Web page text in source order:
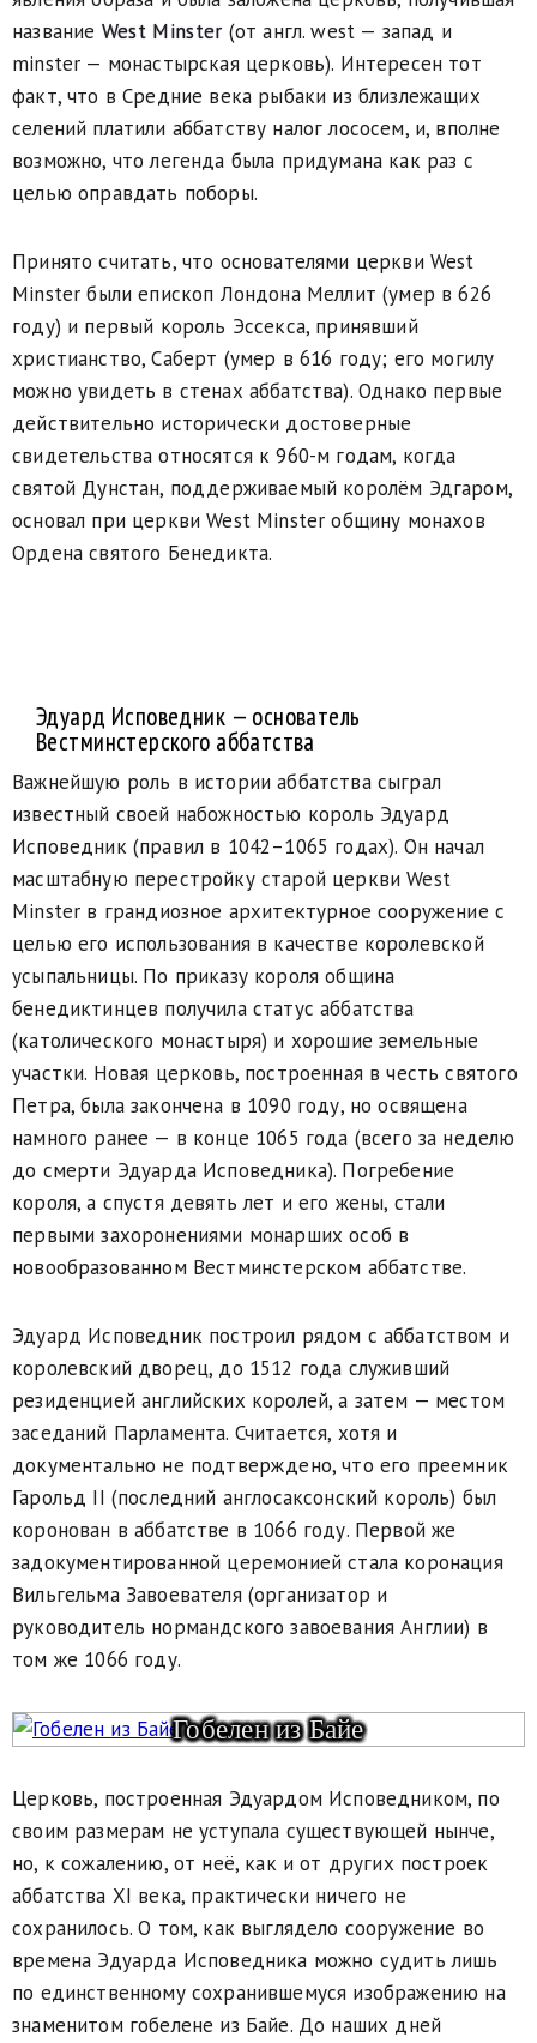
название West Minster (от англ. west — запад и
minster — монастырская церковь). Интересен тот
факт, что в Средние века рыбаки из близлежащих
селений платили аббатству налог лососем, и, вполне
возможно, что легенда была придумана как раз с
целью оправдать поборы.
Принято считать, что основателями церкви West
Minster были епископ Лондона Меллит (умер в 626
году) и первый король Эссекса, принявший
христианство, Саберт (умер в 616 году; его могилу
можно увидеть в стенах аббатства). Однако первые
действительно исторически достоверные
свидетельства относятся к 960-м годам, когда
святой Дунстан, поддерживаемый королём Эдгаром,
основал при церкви West Minster общину монахов
Ордена святого Бенедикта.
Эдуард Исповедник — основатель
Вестминстерского аббатства
Важнейшую роль в истории аббатства сыграл
известный своей набожностью король Эдуард
Исповедник (правил в 1042–1065 годах). Он начал
масштабную перестройку старой церкви West
Minster в грандиозное архитектурное сооружение с
целью его использования в качестве королевской
усыпальницы. По приказу короля община
бенедиктинцев получила статус аббатства
(католического монастыря) и хорошие земельные
участки. Новая церковь, построенная в честь святого
Петра, была закончена в 1090 году, но освящена
намного ранее — в конце 1065 года (всего за неделю
до смерти Эдуарда Исповедника). Погребение
короля, а спустя девять лет и его жены, стали
первыми захоронениями монарших особ в
новообразованном Вестминстерском аббатстве.
Эдуард Исповедник построил рядом с аббатством и
королевский дворец, до 1512 года служивший
резиденцией английских королей, а затем — мес­том
заседаний Парламента. Считается, хотя и
документально не подтверждено, что его преемник
Гарольд ІІ (последний англосаксонский король) был
коронован в аббатстве в 1066 году. Первой же
задокументированной церемонией стала коронация
Вильгельма Завоевателя (организатор и
руководитель нормандского завоевания Англии) в
том же 1066 году.
Гобелен из Байе
Церковь, по­строенная Эдуардом Испо­ведником, по
сво­им размерам не уступала существующей нынче,
но, к сожалению, от неё, как и от других построек
аббатства XI века, практически ничего не
сохранилось. О том, как выглядело сооружение во
времена Эдуарда Исповедника можно судить лишь
по единственному сохранившемуся изображению на
знаменитом гобелене из Байе. До наших дней